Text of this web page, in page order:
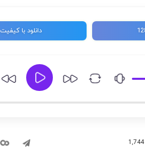
دانلود با کیفیت 320
1,744